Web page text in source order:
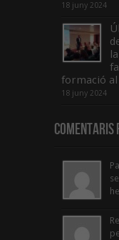
18 juny 2024
formació al
18 juny 2024
Comentaris